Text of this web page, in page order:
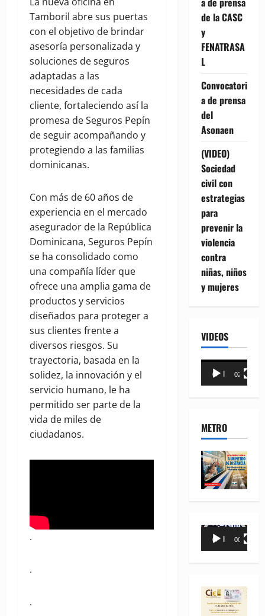
Tamboril abre sus puertas
con el objetivo de brindar
asesoría personalizada y
soluciones de seguros
adaptadas a las
necesidades de cada
cliente, fortaleciendo así la
promesa de Seguros Pepín
de seguir acompañando y
protegiendo a las familias
dominicanas.
Con más de 60 años de
experiencia en el mercado
asegurador de la República
Dominicana, Seguros Pepín
se ha consolidado como
una compañía líder que
ofrece una amplia gama de
productos y servicios
diseñados para proteger a
sus clientes frente a
diversos riesgos. Su
trayectoria, basada en la
solidez, la innovación y el
servicio humano, le ha
permitido ser parte de la
vida de miles de
ciudadanos.
.
.
.
de la CASC
y
FENATRASA
L
Convocatori
a de prensa
del
Asonaen
(VIDEO)
Sociedad
civil con
estrategias
para
prevenir la
violencia
contra
niñas, niños
y mujeres
VIDEOS
Reproductor
00:00 02:18
METRO
Reproductor
00:00 00:35